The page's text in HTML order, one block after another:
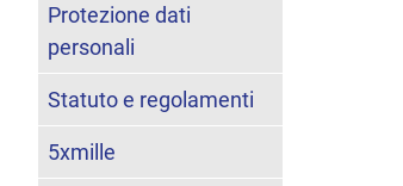
Protezione dati
personali
Statuto e regolamenti
5xmille